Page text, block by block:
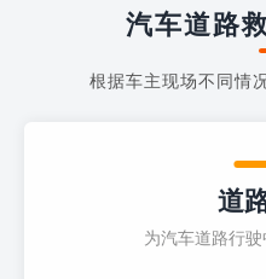
汽车道路
根据车主现场不同情
道
为汽车道路行